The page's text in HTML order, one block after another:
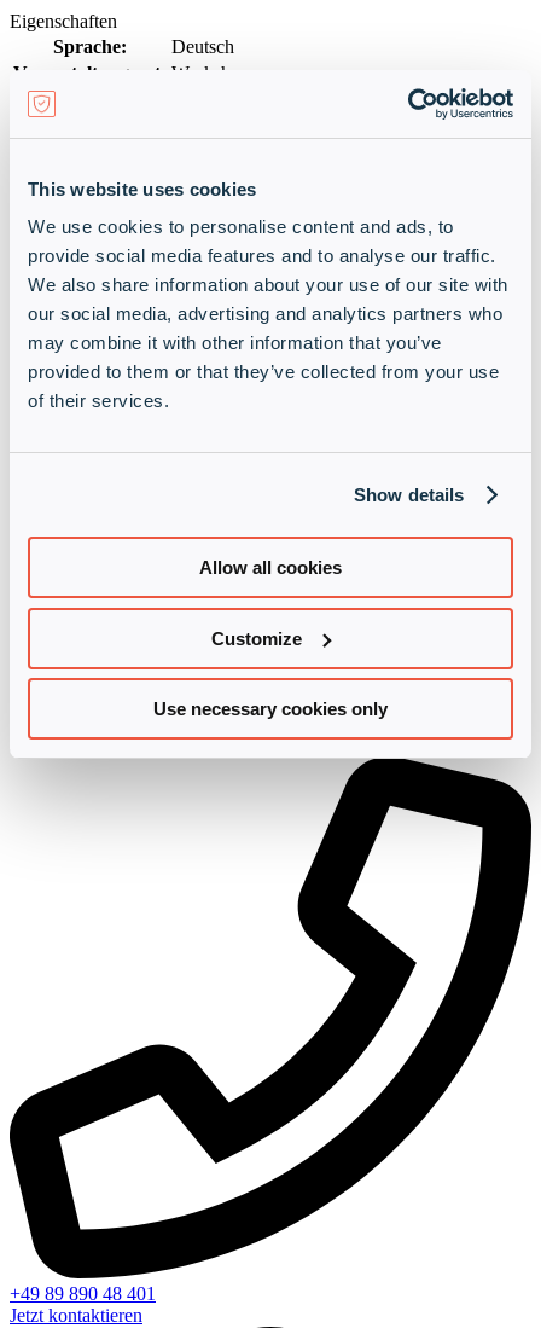
This website uses cookies
We use cookies to personalise content and ads, to
provide social media features and to analyse our traffic.
We also share information about your use of our site with
our social media, advertising and analytics partners who
may combine it with other information that you’ve
provided to them or that they’ve collected from your use
of their services.
Show details
Allow all cookies
Customize
Use necessary cookies only
Eigenschaften
Sprache:
Deutsch
Veranstaltungsart: Workshop
Zielgruppe:
Unser Akademie-Team ist gerne für Sie da.
akademie@infinigate.de
+49 89 890 48 401
Jetzt kontaktieren